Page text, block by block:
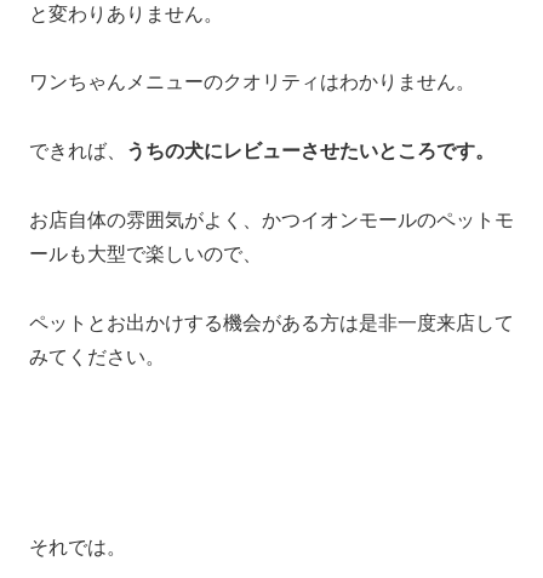
と変わりありません。
ワンちゃんメニューのクオリティはわかりません。
できれば、 うちの犬にレビューさせたいところです。
お店自体の雰囲気がよく、かつイオンモールのペットモ
ールも大型で楽しいので、
ペットとお出かけする機会がある方は是非一度来店して
みてください。
それでは。